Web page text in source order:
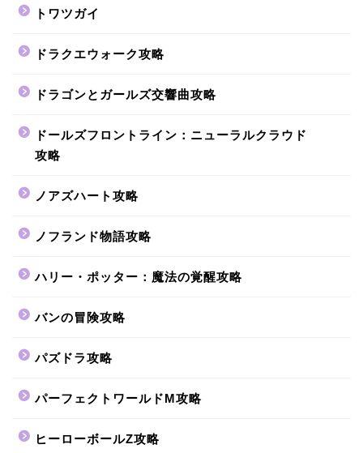
トワツガイ
ドラクエウォーク攻略
ドラゴンとガールズ交響曲攻略
ドールズフロントライン：ニューラルクラウド
攻略
ノアズハート攻略
ノフランド物語攻略
ハリー・ポッター：魔法の覚醒攻略
バンの冒険攻略
パズドラ攻略
パーフェクトワールドM攻略
ヒーローボールZ攻略